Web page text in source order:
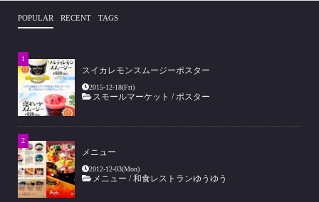
POPULAR RECENT TAGS
スイカレモンスムージーポスター
2015-12-18(Fri)
スモールマーケット /ポスター
メニュー
2012-12-03(Mon)
メニュー /和食レストランゆうゆう